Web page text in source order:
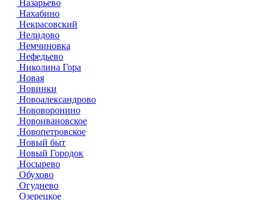
Назарьево
Нахабино
Некрасовский
Нелидово
Немчиновка
Нефедьево
Николина Гора
Новая
Новинки
Новоалександрово
Нововоронино
Новоивановское
Новопетровское
Новый быт
Новый Городок
Носырево
Обухово
Огуднево
Озерецкое